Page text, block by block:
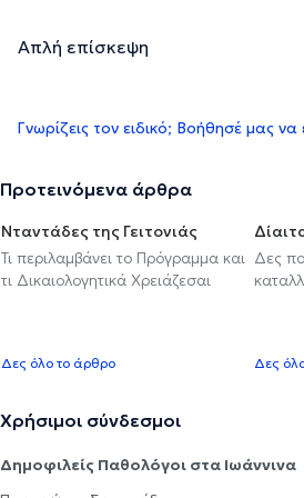
Απλή επίσκεψη
Γνωρίζεις τον ειδικό; Βοήθησέ μας
Προτεινόμενα άρθρα
Νταντάδες της Γειτονιάς
Τι περιλαμβάνει το Πρόγραμμα και
τι Δικαιολογητικά Χρειάζεσαι
Δες όλο το άρθρο
Δες
Δες
Χρήσιμοι σύνδεσμοι
Δημοφιλείς Παθολόγοι στα Ιωάννινα